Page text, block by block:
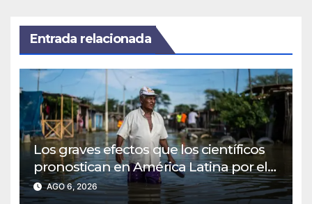
Entrada relacionada
Los graves efectos que los científicos
pronostican en América Latina por el
fenómeno del «Súper El Niño»
AGO 6, 2026